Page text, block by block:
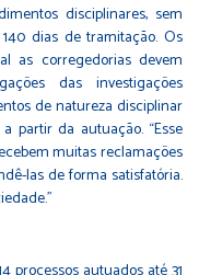
disciplinares, sem
dias de tramitação. Os
as corregedorias devem
das investigações
de natureza disciplinar
partir da autuação. “Esse
muitas reclamações
las de forma satisfatória.